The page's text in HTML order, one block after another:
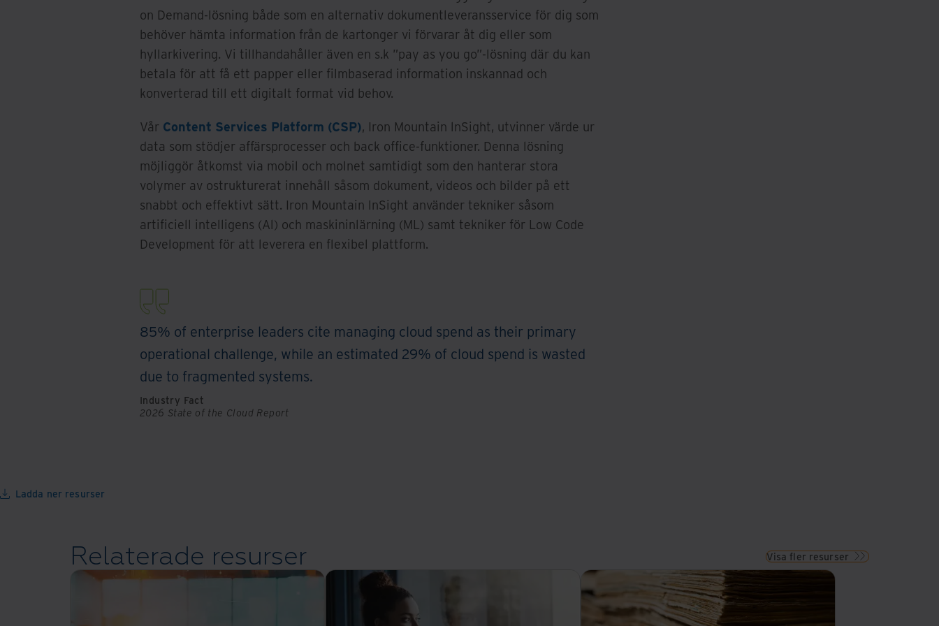
on Demand-lösning både som en alternativ dokumentleveransservice för dig som
behöver hämta information från de kartonger vi förvarar åt dig eller som
hyllarkivering. Vi tillhandahåller även en s.k ”pay as you go”-lösning där du kan
betala för att få ett papper eller filmbaserad information inskannad och
konverterad till ett digitalt format vid behov.
Vår Content Services Platform (CSP), Iron Mountain lnSight, utvinner värde ur
data som stödjer affärsprocesser och back office-funktioner. Denna lösning
möjliggör åtkomst via mobil och molnet samtidigt som den hanterar stora
volymer av ostrukturerat innehåll såsom dokument, videos och bilder på ett
snabbt och effektivt sätt. Iron Mountain lnSight använder tekniker såsom
artificiell intelligens (Al) och maskininlärning (ML) samt tekniker för Low Code
Development för att leverera en flexibel plattform.
85% of enterprise leaders cite managing cloud spend as their primary
operational challenge, while an estimated 29% of cloud spend is wasted
due to fragmented systems.
Industry Fact
2026 State of the Cloud Report
Ladda ner resurser
Relaterade resurser Visa fler resurser